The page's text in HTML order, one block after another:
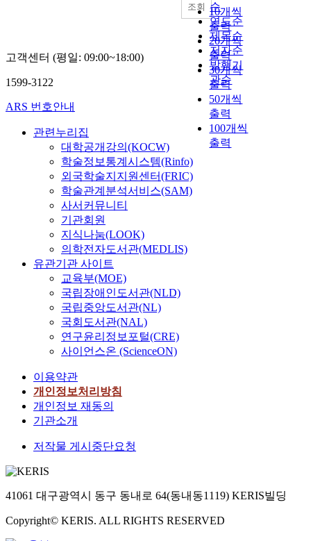
순
연도순
제목순
저자순
발행기
관순
10개씩
출력
20개씩
출력
30개씩
출력
50개씩
출력
100개씩
출력
조회
고객센터 (평일: 09:00~18:00)
1599-3122
ARS 번호안내
관련누리집
대학공개강의(KOCW)
학술정보통계시스템(Rinfo)
외국학술지지원센터(FRIC)
학술관계분석서비스(SAM)
사서커뮤니티
기관회원
지식나눔(LOOK)
의학전자도서관(MEDLIS)
유관기관 사이트
교육부(MOE)
국립장애인도서관(NLD)
국립중앙도서관(NL)
국회도서관(NAL)
연구윤리정보포털(CRE)
사이언스온 (ScienceON)
이용약관
개인정보처리방침
개인정보 재동의
기관소개
저작물 게시중단요청
41061 대구광역시 동구 동내로 64(동내동1119) KERIS빌딩
Copyright© KERIS. ALL RIGHTS RESERVED